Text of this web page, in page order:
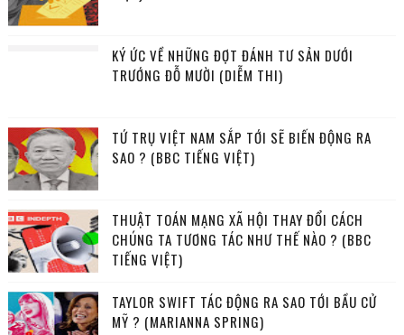
KÝ ỨC VỀ NHỮNG ĐỢT ĐÁNH TƯ SẢN DƯỚI
TRƯỚNG ĐỖ MƯỜI (DIỄM THI)
TỨ TRỤ VIỆT NAM SẮP TỚI SẼ BIẾN ĐỘNG RA
SAO ? (BBC TIẾNG VIỆT)
THUẬT TOÁN MẠNG XÃ HỘI THAY ĐỔI CÁCH
CHÚNG TA TƯƠNG TÁC NHƯ THẾ NÀO ? (BBC
TIẾNG VIỆT)
TAYLOR SWIFT TÁC ĐỘNG RA SAO TỚI BẦU CỬ
MỸ ? (MARIANNA SPRING)